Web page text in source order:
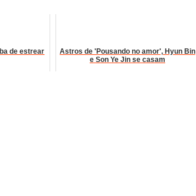
de estrear
Astros de 'Pousando no amor', Hyun Bin
e Son Ye Jin se casam